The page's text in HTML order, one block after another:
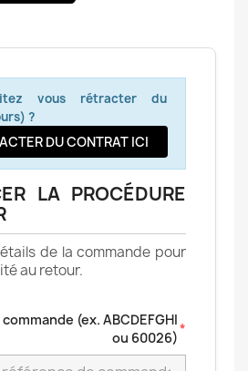
vous rétracter du
?
DU CONTRAT ICI
LA PROCÉDURE
de la commande pour
au retour.
(ex. ABCDEFGHI
ou 60026)